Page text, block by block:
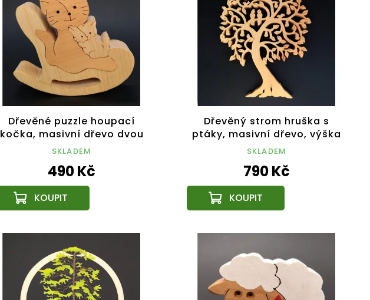
Dřevěné puzzle houpací
kočka, masivní dřevo dvou
druhů dřevin, 14x11,5x3 cm
SKLADEM
490 Kč
Dřevěný strom hruška s
ptáky, masivní dřevo, výška
24 cm
SKLADEM
790 Kč